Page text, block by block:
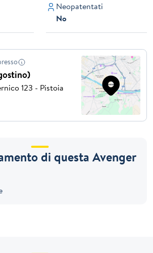
Neopatentati
No
123 - Pistoia
di questa Avenger